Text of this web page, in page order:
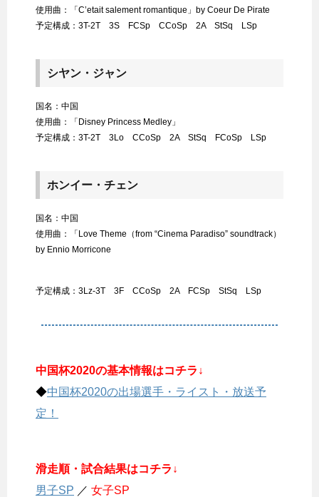
使用曲：「C’etait salement romantique」by Coeur De Pirate
予定構成：3T-2T 3S FCSp CCoSp 2A StSq LSp
シヤン・ジャン
国名：中国
使用曲：「Disney Princess Medley」
予定構成：3T-2T 3Lo CCoSp 2A StSq FCoSp LSp
ホンイー・チェン
国名：中国
使用曲：「Love Theme（from “Cinema Paradiso” soundtrack）
by Ennio Morricone
予定構成：3Lz-3T 3F CCoSp 2A FCSp StSq LSp
中国杯2020の基本情報はコチラ↓
◆中国杯2020の出場選手・ライスト・放送予
定！
滑走順・試合結果はコチラ↓
男子SP ／ 女子SP